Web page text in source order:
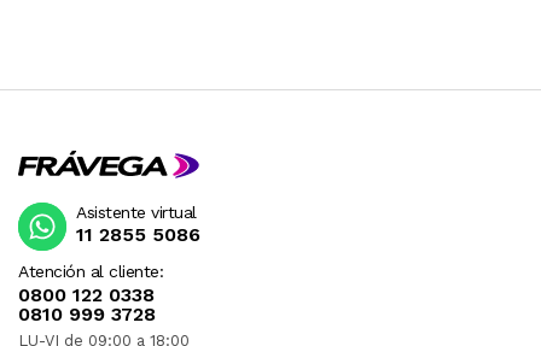
Atención al cliente:
0800 122 0338
0810 999 3728
LU-VI de 09:00 a 18:00
Asistente virtual
11 2855 5086